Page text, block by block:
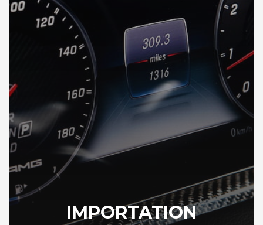
IMPORTATION